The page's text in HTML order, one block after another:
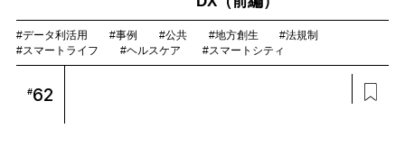
#データ利活用 #事例 #公共 #地方創生
#法規制
#スマートライフ
#ヘルスケア #スマートシティ
#62